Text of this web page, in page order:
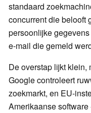
standaard
concurrent die belooft
persoonlijke
e-mail die gemeld
De overstap lijkt klein,
Google controleert
zoekmarkt, en EU-
Amerikaanse